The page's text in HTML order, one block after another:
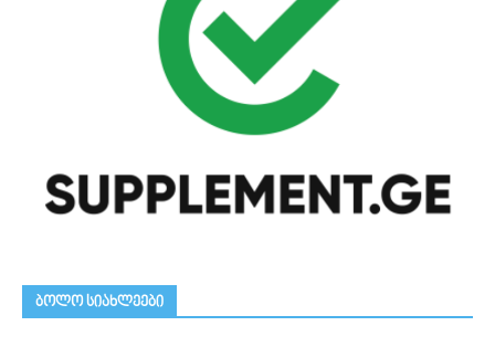
ᲑᲝᲚᲝ ᲡᲘᲐᲮᲚᲔᲔᲑᲘ